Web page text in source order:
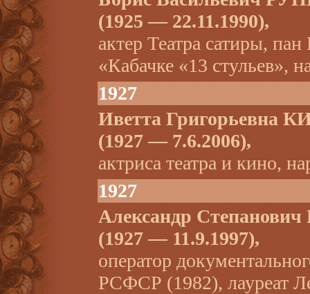
(1925 — 22.11.1990),
актер Театра сатиры,
«Кабачке «13 стульев»,
1927
Иветта Григорьевна
(1927 — 7.6.2006),
актриса театра и кино,
1927
Александр
(1927 — 11.9.1997),
оператор
РСФСР (1982), лауреат